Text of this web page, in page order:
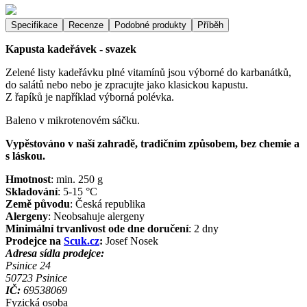
Specifikace Recenze Podobné produkty Příběh
Kapusta kadeřávek - svazek
Zelené listy kadeřávku plné vitamínů jsou výborné do karbanátků,
do salátů nebo nebo je zpracujte jako klasickou kapustu.
Z řapíků je například výborná polévka.
Baleno v mikrotenovém sáčku.
Vypěstováno v naší zahradě, tradičním způsobem, bez chemie a
s láskou.
Hmotnost: min. 250 g
Skladování: 5-15 °C
Země původu: Česká republika
Alergeny: Neobsahuje alergeny
Minimální trvanlivost ode dne doručení: 2 dny
Prodejce na Scuk.cz: Josef Nosek
Adresa sídla prodejce:
Psinice 24
50723 Psinice
IČ: 69538069
Fyzická osoba